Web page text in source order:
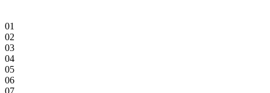
01
02
03
04
05
06